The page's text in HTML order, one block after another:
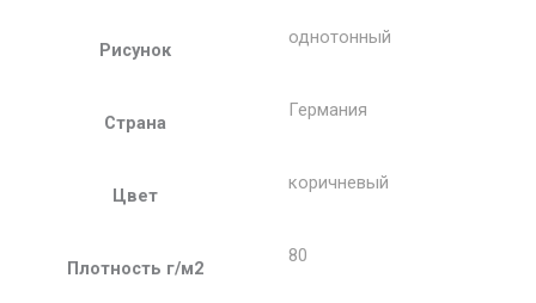
Рисунок
однотонный
Страна
Германия
Цвет
коричневый
Плотность г/м2
80